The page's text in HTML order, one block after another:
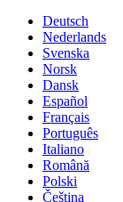
Deutsch
Nederlands
Svenska
Norsk
Dansk
Español
Français
Português
Italiano
Română
Polski
Čeština